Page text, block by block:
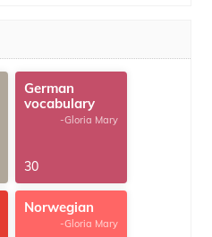
German
vocabulary
-Gloria Mary
30
Norwegian
-Gloria Mary